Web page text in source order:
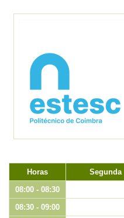
Horas Segunda
08:00 - 08:30
08:30 - 09:00